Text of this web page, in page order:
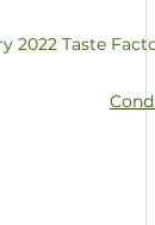
2022 Taste